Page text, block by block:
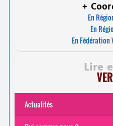
+
En
En
En Fédération
Lire
Actualités